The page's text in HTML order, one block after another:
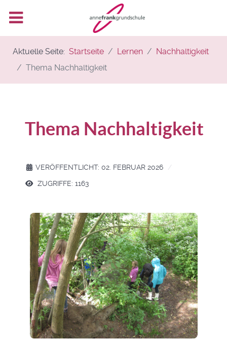
Aktuelle Seite: Startseite Lernen
Nachhaltigkeit
Thema Nachhaltigkeit
Thema Nachhaltigkeit
VERÖFFENTLICHT: 02. FEBRUAR 2026
ZUGRIFFE: 1163